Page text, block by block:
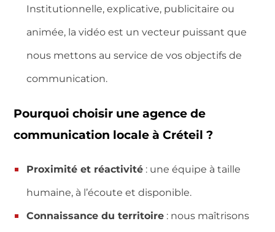
Institutionnelle, explicative, publicitaire ou
animée, la vidéo est un vecteur puissant que
nous mettons au service de vos objectifs de
communication.
Pourquoi choisir une agence de
communication locale à Créteil ?
Proximité et réactivité : une équipe à taille
humaine, à l’écoute et disponible.
Connaissance du territoire : nous maîtrisons